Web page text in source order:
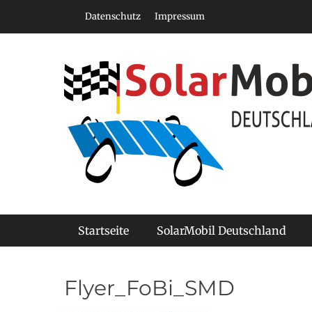
Header Top Menu
Datenschutz Impressum
SolarMobil
Die offizielle Seite zur Deutschen Meisterschaft der
Primäres Menü
Startseite SolarMobil Deutschland
Flyer_FoBi_SMD